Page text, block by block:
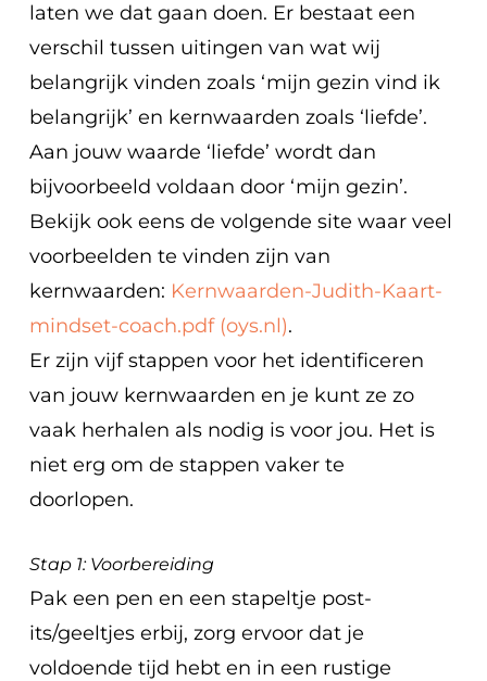
laten we dat gaan doen. Er bestaat een
verschil tussen uitingen van wat wij
belangrijk vinden zoals ‘mijn gezin vind ik
belangrijk’ en kernwaarden zoals ‘liefde’.
Aan jouw waarde ‘liefde’ wordt dan
bijvoorbeeld voldaan door ‘mijn gezin’.
Bekijk ook eens de volgende site waar veel
voorbeelden te vinden zijn van
kernwaarden: Kernwaarden-Judith-Kaart-
mindset-coach.pdf (oys.nl).
Er zijn vijf stappen voor het identificeren
van jouw kernwaarden en je kunt ze zo
vaak herhalen als nodig is voor jou. Het is
niet erg om de stappen vaker te
doorlopen.
Stap 1: Voorbereiding
Pak een pen en een stapeltje post-
its/geeltjes erbij, zorg ervoor dat je
voldoende tijd hebt en in een rustige